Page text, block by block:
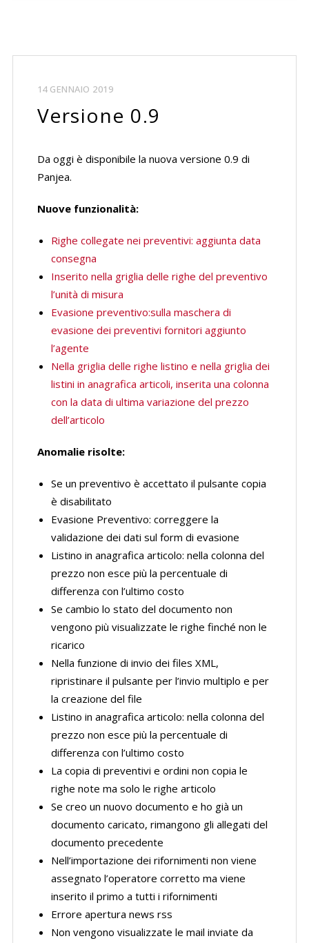
14 GENNAIO 2019
Versione 0.9
Da oggi è disponibile la nuova versione 0.9 di
Panjea.
Nuove funzionalità:
Righe collegate nei preventivi: aggiunta data
consegna
Inserito nella griglia delle righe del preventivo
l’unità di misura
Evasione preventivo:sulla maschera di
evasione dei preventivi fornitori aggiunto
l’agente
Nella griglia delle righe listino e nella griglia dei
listini in anagrafica articoli, inserita una colonna
con la data di ultima variazione del prezzo
dell’articolo
Anomalie risolte:
Se un preventivo è accettato il pulsante copia
è disabilitato
Evasione Preventivo: correggere la
validazione dei dati sul form di evasione
Listino in anagrafica articolo: nella colonna del
prezzo non esce più la percentuale di
differenza con l’ultimo costo
Se cambio lo stato del documento non
vengono più visualizzate le righe finché non le
ricarico
Nella funzione di invio dei files XML,
ripristinare il pulsante per l’invio multiplo e per
la creazione del file
Listino in anagrafica articolo: nella colonna del
prezzo non esce più la percentuale di
differenza con l’ultimo costo
La copia di preventivi e ordini non copia le
righe note ma solo le righe articolo
Se creo un nuovo documento e ho già un
documento caricato, rimangono gli allegati del
documento precedente
Nell’importazione dei rifornimenti non viene
assegnato l’operatore corretto ma viene
inserito il primo a tutti i rifornimenti
Errore apertura news rss
Non vengono visualizzate le mail inviate da